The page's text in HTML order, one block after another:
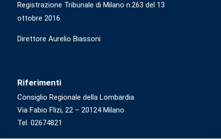
Registrazione Tribunale di Milano n.263 del 13
ottobre 2016.
Direttore Aurelio Biassoni
Riferimenti
Consiglio Regionale della Lombardia
Via Fabio Flizi, 22 – 20124 Milano
Tel. 02674821